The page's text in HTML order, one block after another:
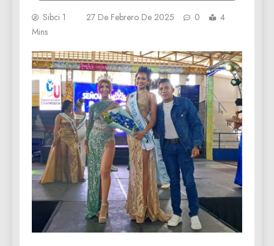
Sibci 1 27 De Febrero De 2025 0
4
Mins